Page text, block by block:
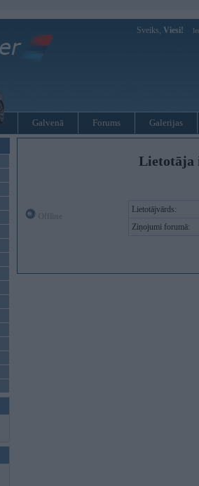
Sveiks, Viesi!
Galvenā Forums Galerijas
Lietotāja
Lietotājvārds:
Ziņojumi forumā: